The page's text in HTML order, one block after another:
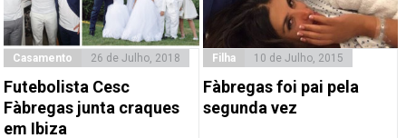
Casamento 26 de Julho, 2018
Futebolista Cesc
Fàbregas junta craques
em Ibiza
Filha 10 de Julho, 2015
Fàbregas foi pai pela
segunda vez